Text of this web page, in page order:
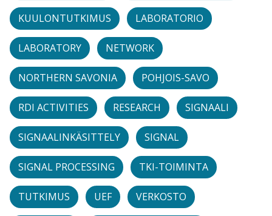
KUULONTUTKIMUS LABORATORIO
LABORATORY NETWORK
NORTHERN SAVONIA POHJOIS-SAVO
RDI ACTIVITIES RESEARCH SIGNAALI
SIGNAALINKÄSITTELY SIGNAL
SIGNAL PROCESSING TKI-TOIMINTA
TUTKIMUS UEF VERKOSTO